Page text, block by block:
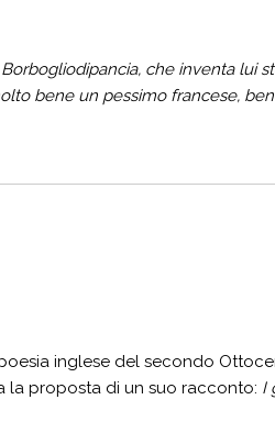
che inventa lui
bene un pessimo francese,
inglese del secondo
la proposta di un suo racconto: I